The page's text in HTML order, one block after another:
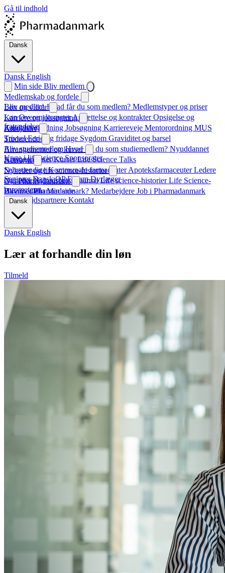
Gå til indhold
Dansk
Dansk English
Min side Bliv medlem
Medlemskab og fordele
Bliv medlemHvad får du som medlem? Medlemstyper og priser
Løn og vilkår
LønOverenskomsterAnsættelse og kontrakterOpsigelse og
fratrædelse
Karriere og jobsøgning
Karrierevejledning Jobsøgning Karriereveje Mentorordning MUS
Arbejdsliv
TrivselFerie og fridage Sygdom Graviditet og barsel
Studerende
Bliv studiemedlemHvad får du som studiemedlem? Nyuddannet
Unge i life scienceSponsorater
Arrangementer og kurser
ArrangementerKurserLife Science Talks
Netværk
SelvstændigeKommunale farmaceuterApoteksfarmaceuterLedere
SeniorerDansk QP ForumDyrlæger
Nyheder og life science-historier
NyhederNyhedsbrev PharmaLife science-historierLife Science-
barometeret
Om Pharmadanmark
Hvem er Pharmadanmark? Medarbejdere Job i Pharmadanmark
Samarbejdspartnere Kontakt
Bliv medlemMin side
Dansk
Dansk English
Lær at forhandle din løn
Tilmeld